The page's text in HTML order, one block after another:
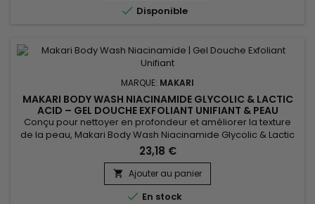
 Disponible
MARQUE: MAKARI
MAKARI BODY WASH NIACINAMIDE GLYCOLIC & LACTIC
ACID – GEL DOUCHE EXFOLIANT UNIFIANT & PEAU
ÉCLATANTE
Conçu pour nettoyer en profondeur et améliorer la texture
de la peau, Makari Body Wash Niacinamide Glycolic & Lactic
Acid est un gel douche exfoliant et unifiant idéal pour
retrouver une peau plus douce et plus homogène. Sa
formule associe des AHA comme l’acide glycolique et l’acide
lactique à la niacinamide et à l’extrait de busserole pour...
23,18 €
 Ajouter au panier
 En stock